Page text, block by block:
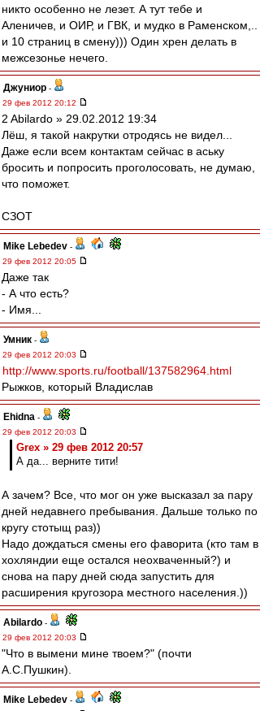
никто особенно не лезет. А тут тебе и
Аленичев, и ОИР, и ГВК, и мудко в Раменском,..
и 10 страниц в смену))) Один хрен делать в
межсезонье нечего.
Джуниор -
29 фев 2012 20:12
2 Abilardo » 29.02.2012 19:34
Лёш, я такой накрутки отродясь не видел...
Даже если всем контактам сейчас в аську
бросить и попросить проголосовать, не думаю,
что поможет.
СЗОТ
Mike Lebedev -
29 фев 2012 20:05
Даже так
- А что есть?
- Имя...
Умник -
29 фев 2012 20:03
http://www.sports.ru/football/137582964.html
Рыжков, который Владислав
Ehidna -
29 фев 2012 20:03
Grex » 29 фев 2012 20:57
А да... верните тити!
А зачем? Все, что мог он уже высказал за пару
дней недавнего пребывания. Дальше только по
кругу стотыщ раз))
Надо дождаться смены его фаворита (кто там в
хохляндии еще остался неохваченный?) и
снова на пару дней сюда запустить для
расширения кругозора местного населения.))
Abilardo -
29 фев 2012 20:03
"Что в вымени мине твоем?" (почти
А.С.Пушкин).
Mike Lebedev -